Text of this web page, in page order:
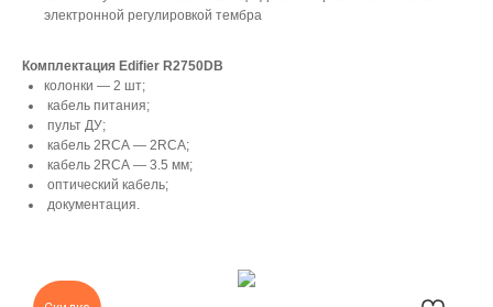
электронной регулировкой тембра
Комплектация Edifier R2750DB
колонки — 2 шт;
кабель питания;
пульт ДУ;
кабель 2RCA — 2RCA;
кабель 2RCA — 3.5 мм;
оптический кабель;
документация.